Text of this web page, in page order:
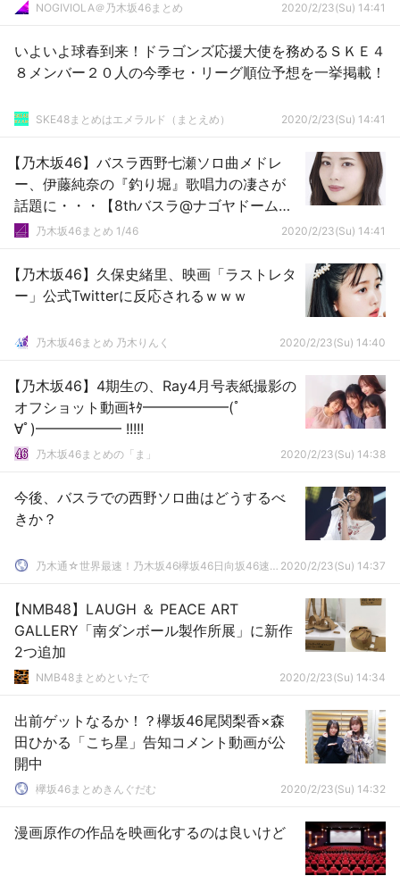
NOGIVIOLA＠乃木坂46まとめ 2020/2/23(Su) 14:41
いよいよ球春到来！ドラゴンズ応援大使を務めるＳＫＥ４
８メンバー２０人の今季セ・リーグ順位予想を一挙掲載！
SKE48まとめはエメラルド（まとえめ） 2020/2/23(Su) 14:41
【乃木坂46】バスラ西野七瀬ソロ曲メドレ
ー、伊藤純奈の『釣り堀』歌唱力の凄さが
話題に・・・【8thバスラ@ナゴヤドーム3
日目】乃木坂46まとめ 1/46 2020/2/23(Su) 14:41
【乃木坂46】久保史緒里、映画「ラストレタ
ー」公式Twitterに反応されるｗｗｗ
乃木坂46まとめ 乃木りんく 2020/2/23(Su) 14:40
【乃木坂46】4期生の、Ray4月号表紙撮影の
オフショット動画ｷﾀ━━━━━━(ﾟ
∀ﾟ)━━━━━━ !!!!!
乃木坂46まとめの「ま」 2020/2/23(Su) 14:38
今後、バスラでの西野ソロ曲はどうするべ
きか？
乃木通☆世界最速！乃木坂46欅坂46日向坂46速報まとめ 2020/2/23(Su) 14:37
【NMB48】LAUGH ＆ PEACE ART
GALLERY「南ダンボール製作所展」に新作
2つ追加
NMB48まとめといたで 2020/2/23(Su) 14:34
出前ゲットなるか！？欅坂46尾関梨香×森
田ひかる「こち星」告知コメント動画が公
開中
欅坂46まとめきんぐだむ 2020/2/23(Su) 14:32
漫画原作の作品を映画化するのは良いけど